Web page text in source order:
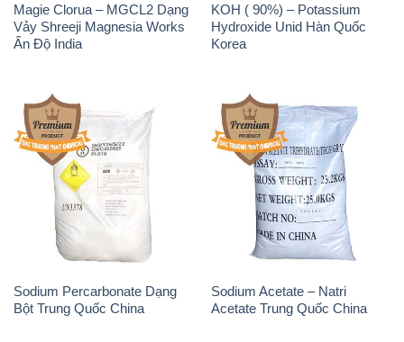
Magie Clorua – MGCL2 Dạng
Vảy Shreeji Magnesia Works
Ấn Độ India
KOH ( 90%) – Potassium
Hydroxide Unid Hàn Quốc
Korea
Sodium Percarbonate Dạng
Bột Trung Quốc China
Sodium Acetate – Natri
Acetate Trung Quốc China